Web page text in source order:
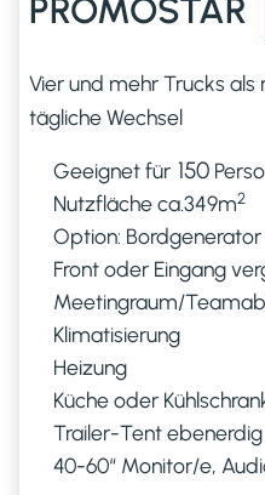
PROMOSTAR
Vier und mehr Trucks als
tägliche Wechsel
Geeignet für 150
Nutzfläche ca.349m2
Option: Bordgenerator
Front oder Eingang
Meetingraum/
Klimatisierung
Heizung
Küche oder
Trailer-Tent ebenerdig
40-60“ Monitor/e,